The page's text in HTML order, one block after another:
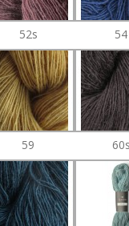
52s 54
59 60s